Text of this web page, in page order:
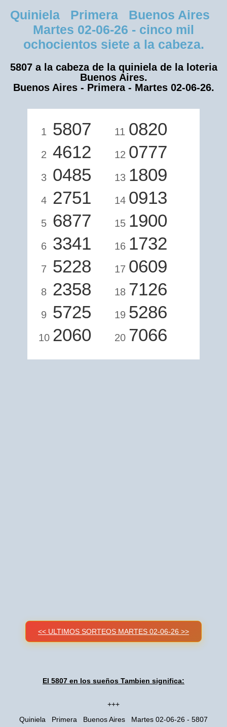
Quiniela Primera Buenos Aires
Martes 02-06-26 - cinco mil
ochocientos siete a la cabeza.
5807 a la cabeza de la quiniela de la loteria
Buenos Aires.
Buenos Aires - Primera - Martes 02-06-26.
1 5807
2 4612
3 0485
4 2751
5 6877
6 3341
7 5228
8 2358
9 5725
10 2060
11 0820
12 0777
13 1809
14 0913
15 1900
16 1732
17 0609
18 7126
19 5286
20 7066
<< ULTIMOS SORTEOS MARTES 02-06-26 >>
El 5807 en los sueños Tambien significa:
+++
Quiniela Primera Buenos Aires Martes 02-06-26 - 5807